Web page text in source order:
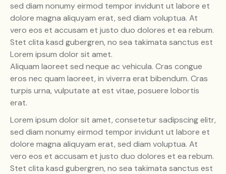
sed diam nonumy eirmod tempor invidunt ut labore et
dolore magna aliquyam erat, sed diam voluptua. At
vero eos et accusam et justo duo dolores et ea rebum.
Stet clita kasd gubergren, no sea takimata sanctus est
Lorem ipsum dolor sit amet.
Aliquam laoreet sed neque ac vehicula. Cras congue
eros nec quam laoreet, in viverra erat bibendum. Cras
turpis urna, vulputate at est vitae, posuere lobortis
erat.
Lorem ipsum dolor sit amet, consetetur sadipscing elitr,
sed diam nonumy eirmod tempor invidunt ut labore et
dolore magna aliquyam erat, sed diam voluptua. At
vero eos et accusam et justo duo dolores et ea rebum.
Stet clita kasd gubergren, no sea takimata sanctus est